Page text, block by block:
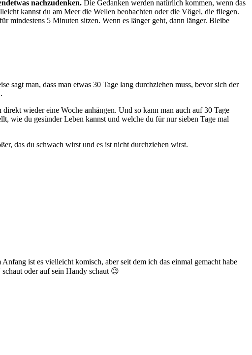
nachzudenken. Die Gedanken werden natürlich kommen, wenn das
kannst du am Meer die Wellen beobachten oder die Vögel, die fliegen.
mindestens 5 Minuten sitzen. Wenn es länger geht, dann länger. Bleibe
sagt man, dass man etwas 30 Tage lang durchziehen muss, bevor sich der
wieder eine Woche anhängen. Und so kann man auch auf 30 Tage
wie du gesünder Leben kannst und welche du für nur sieben Tage mal
das du schwach wirst und es ist nicht durchziehen wirst.
Anfang ist es vielleicht komisch, aber seit dem ich das einmal gemacht habe
oder auf sein Handy schaut 😉